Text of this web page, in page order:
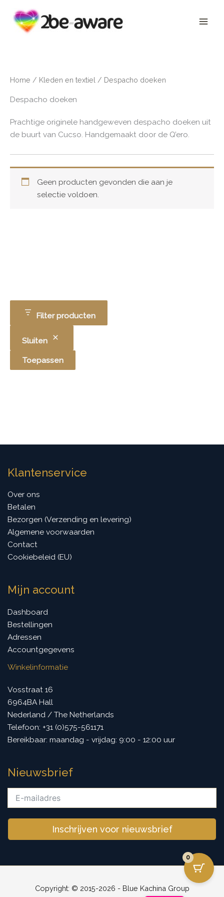
naar
Filter producten
Sluiten
Toepassen
Home / Kleden en textiel / Despacho doeken
Despacho doeken
Prachtige originele handgeweven despacho doeken uit
de buurt van Cucso. Handgemaakt door de Q’ero.
Geen producten gevonden die aan je
selectie voldoen.
Klantenservice
Over ons
Betalen
Bezorgen (Verzending en levering)
Algemene voorwaarden
Contact
Cookiebeleid (EU)
Mijn account
Dashboard
Bestellingen
Adressen
Accountgegevens
Winkelinformatie
Vosstraat 16
6964BA Hall
Nederland / The Netherlands
Telefoon: +31 (0)575-561171
Bereikbaar: maandag - vrijdag: 9:00 - 12:00 uur
Nieuwsbrief
Inschrijven voor nieuwsbrief
Copyright: © 2015-2026 - Blue Kachina Group
0